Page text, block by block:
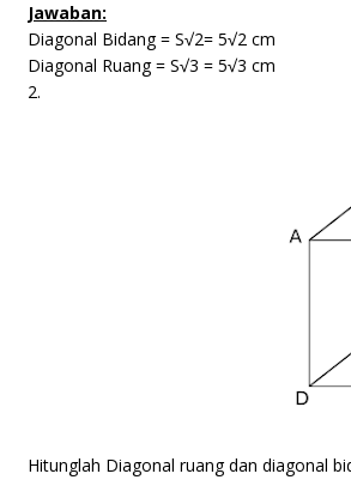
Jawaban:
Diagonal Bidang = S√2= 5√2 cm
Diagonal Ruang = S√3 = 5√3 cm
2.
Hitunglah Diagonal ruang dan diagonal